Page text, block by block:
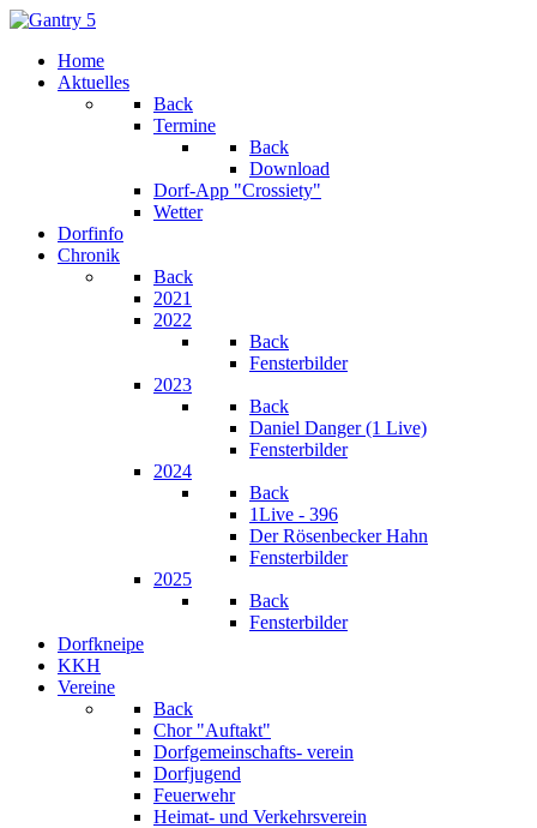
Home
Aktuelles
Back
Termine
Back
Download
Dorf-App "Crossiety"
Wetter
Dorfinfo
Chronik
Back
2021
2022
Back
Fensterbilder
2023
Back
Daniel Danger (1 Live)
Fensterbilder
2024
Back
1Live - 396
Der Rösenbecker Hahn
Fensterbilder
2025
Back
Fensterbilder
Dorfkneipe
KKH
Vereine
Back
Chor "Auftakt"
Dorfgemeinschafts- verein
Dorfjugend
Feuerwehr
Heimat- und Verkehrsverein